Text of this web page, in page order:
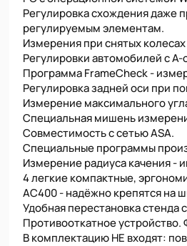
Регулировка схождения даже
регулируемым элементам.
Измерения при снятых
Регулировки автомобилей с
Программа FrameCheck -
Регулировка задней оси при
Измерение максимального
Специальная мишень
Совместимость с сетью ASA.
Специальные программы
Измерение радиуса качения -
4 легкие компактные,
АС400 - надёжно крепятся на
Удобная перестановка
Противооткатное
В комплектацию НЕ входят: